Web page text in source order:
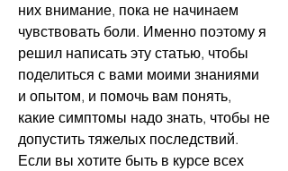
них внимание, пока не начинаем
чувствовать боли. Именно поэтому я
решил написать эту статью, чтобы
поделиться с вами моими знаниями
и опытом, и помочь вам понять,
какие симптомы надо знать, чтобы не
допустить тяжелых последствий.
Если вы хотите быть в курсе всех